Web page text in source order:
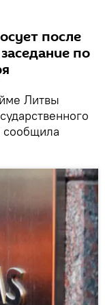
после
по
Литвы